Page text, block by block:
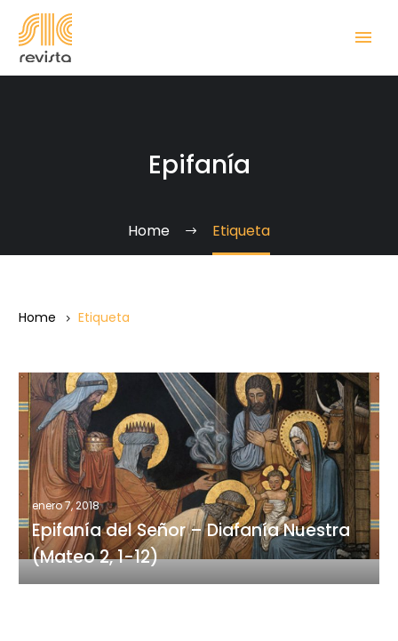
Epifanía
Home Etiqueta
Home Etiqueta
Epifanía
del
Señor
Diafanía
Nuestra
(Mateo
1-
12)
enero 7, 2018
Epifanía del Señor – Diafanía Nuestra
(Mateo 2, 1-12)